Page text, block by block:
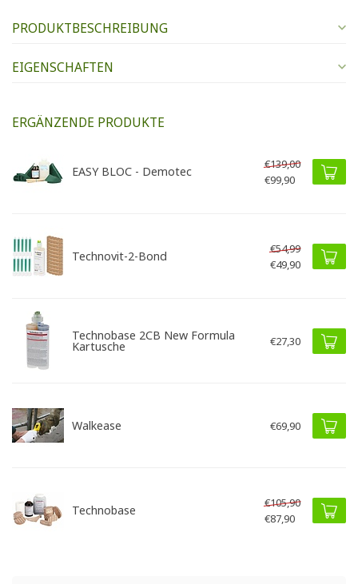
PRODUKTBESCHREIBUNG
EIGENSCHAFTEN
ERGÄNZENDE PRODUKTE
EASY BLOC - Demotec
€139,00
€99,90
Technovit-2-Bond
€54,99
€49,90
Technobase 2CB New Formula
Kartusche €27,30
Walkease €69,90
Technobase
€105,90
€87,90